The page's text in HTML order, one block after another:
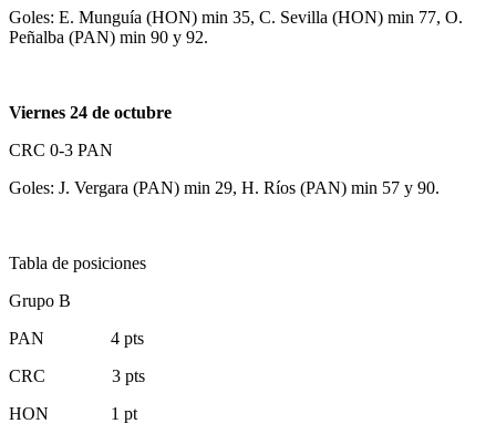
Goles: E. Munguía (HON) min 35, C. Sevilla (HON) min 77, O.
Peñalba (PAN) min 90 y 92.
Viernes 24 de octubre
CRC 0-3 PAN
Goles: J. Vergara (PAN) min 29, H. Ríos (PAN) min 57 y 90.
Tabla de posiciones
Grupo B
PAN 4 pts
CRC 3 pts
HON 1 pt